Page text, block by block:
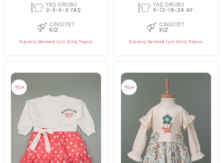
Sipariş Vermek İçin Giriş Yapın. Sipariş Vermek İçin Giriş Yapın.